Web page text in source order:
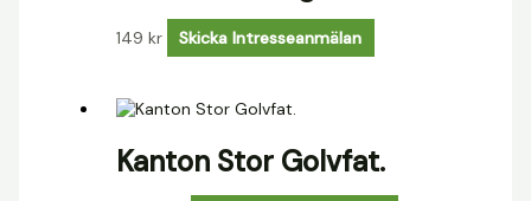
149 kr Skicka Intresseanmälan
Kanton Stor Golvfat.